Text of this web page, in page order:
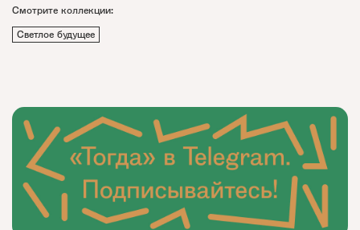
Смотрите коллекции:
Светлое будущее